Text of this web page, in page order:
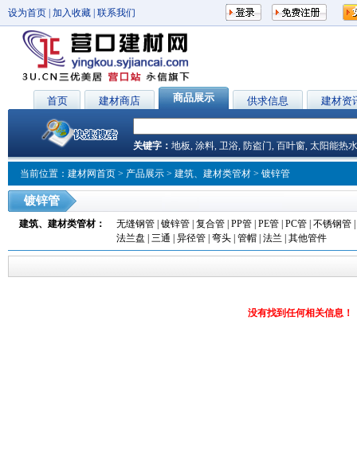
设为首页 加入收藏 联系我们
首页 建材商店 商品展示 供求信息 建材资
关键字： 地板, 涂料, 卫浴, 防盗门, 百叶窗, 太阳能热
当前位置： 建材网首页 > 产品展示 > 建筑、建材类管材 > 镀锌管
镀锌管
建筑、建材类管材： 无缝钢管 镀锌管 复合管 PP管 PE管 PC管 不锈钢管
法兰盘
三通 异径管 弯头 管帽 法兰 其他管件
没有找到任何相关信息！